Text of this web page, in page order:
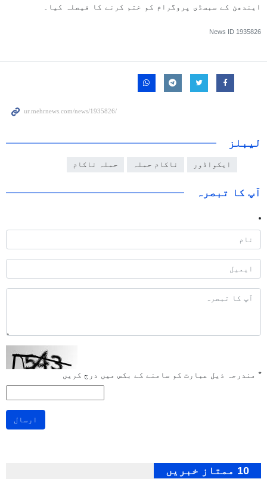
ایندھن کے سبسڈی پروگرام کو ختم کرنے کا فیصلہ کیا۔
News ID 1935826
لیبلز
ایکواڈور ناکام حملہ حملہ ناکام
آپ کا تبصرہ
* مندرجہ ذیل عبارت کو سامنے کے بکس میں درج کریں
ارسال
10 ممتاز خبریں